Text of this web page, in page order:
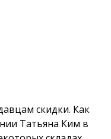
скидки. Как
Татьяна Ким в